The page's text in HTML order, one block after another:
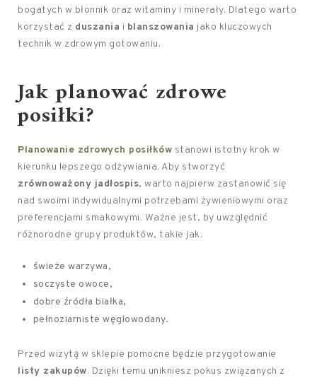
bogatych w błonnik oraz witaminy i minerały. Dlatego warto
korzystać z duszania i blanszowania jako kluczowych
technik w zdrowym gotowaniu.
Jak planować zdrowe
posiłki?
Planowanie zdrowych posiłków stanowi istotny krok w
kierunku lepszego odżywiania. Aby stworzyć
zrównoważony jadłospis, warto najpierw zastanowić się
nad swoimi indywidualnymi potrzebami żywieniowymi oraz
preferencjami smakowymi. Ważne jest, by uwzględnić
różnorodne grupy produktów, takie jak:
świeże warzywa,
soczyste owoce,
dobre źródła białka,
pełnoziarniste węglowodany.
Przed wizytą w sklepie pomocne będzie przygotowanie
listy zakupów. Dzięki temu unikniesz pokus związanych z